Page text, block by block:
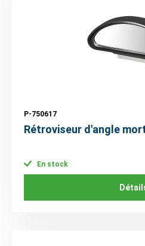
P-750617
Rétroviseur d'angle
En stock